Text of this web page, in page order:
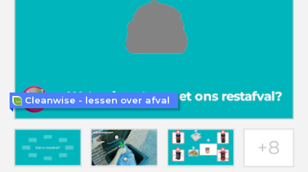
Cleanwise - lessen over afval